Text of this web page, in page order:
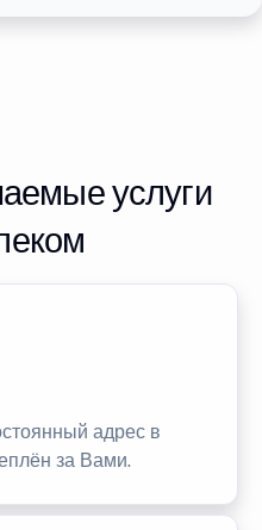
услуги
адрес в
за Вами.